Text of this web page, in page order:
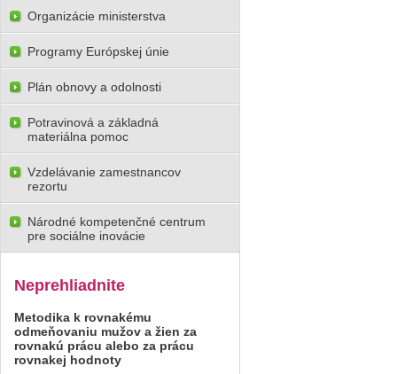
Organizácie ministerstva
Programy Európskej únie
Plán obnovy a odolnosti
Potravinová a základná
materiálna pomoc
Vzdelávanie zamestnancov
rezortu
Národné kompetenčné centrum
pre sociálne inovácie
Neprehliadnite
Metodika k rovnakému
odmeňovaniu mužov a žien za
rovnakú prácu alebo za prácu
rovnakej hodnoty